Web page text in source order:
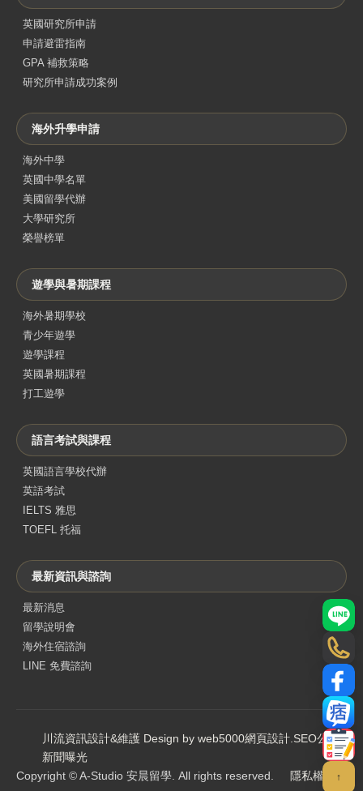
英國研究所申請
申請避雷指南
GPA 補救策略
研究所申請成功案例
海外升學申請
海外中學
英國中學名單
美國留學代辦
大學研究所
榮譽榜單
遊學與暑期課程
海外暑期學校
青少年遊學
遊學課程
英國暑期課程
打工遊學
語言考試與課程
英國語言學校代辦
英語考試
IELTS 雅思
TOEFL 托福
最新資訊與諮詢
最新消息
留學說明會
海外住宿諮詢
LINE 免費諮詢
川流資訊設計&維護 Design by web5000網頁設計 SEO公司.
新聞曝光
Copyright © A-Studio 安晨留學. All rights reserved.
隱私權政策
LINE
電話
部落
聯絡
↑